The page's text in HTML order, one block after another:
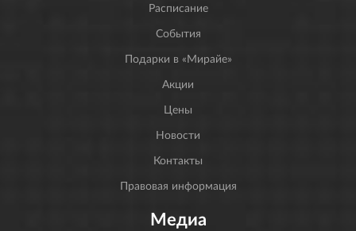
Расписание
События
Подарки в «Мирайе»
Акции
Цены
Новости
Контакты
Правовая информация
Медиа